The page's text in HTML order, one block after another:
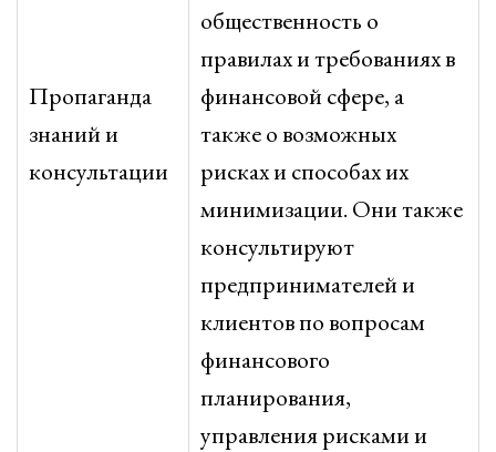
Пропаганда
знаний и
консультации
общественность о
правилах и требованиях в
финансовой сфере, а
также о возможных
рисках и способах их
минимизации. Они также
консультируют
предпринимателей и
клиентов по вопросам
финансового
планирования,
управления рисками и